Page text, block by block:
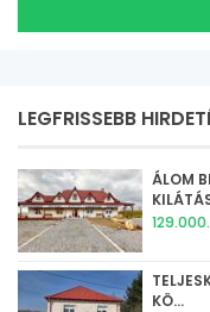
LEGFRISSEBB
ÁLOM
KÖ...